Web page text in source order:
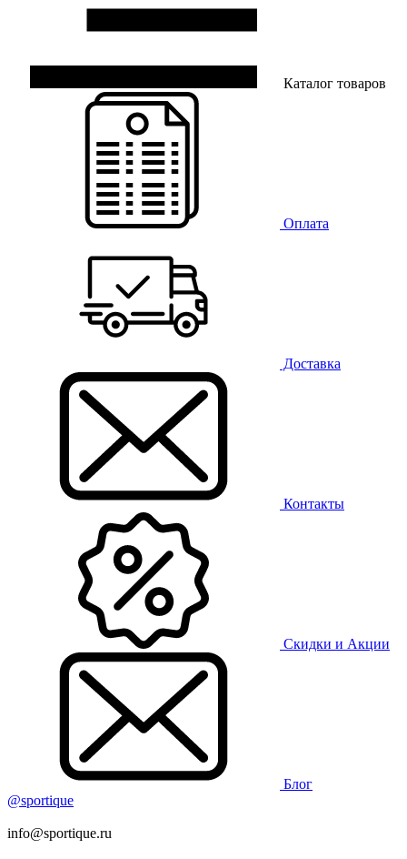
Каталог товаров
Оплата
Доставка
Контакты
Скидки и Акции
Блог
@sportique
info@sportique.ru